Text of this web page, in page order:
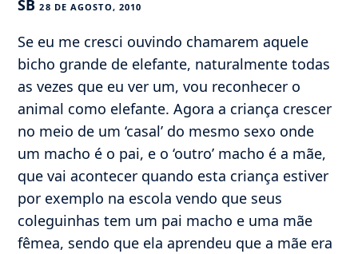
SB28 DE AGOSTO, 2010
Se eu me cresci ouvindo chamarem aquele
bicho grande de elefante, naturalmente todas
as vezes que eu ver um, vou reconhecer o
animal como elefante. Agora a criança crescer
no meio de um ‘casal’ do mesmo sexo onde
um macho é o pai, e o ‘outro’ macho é a mãe,
que vai acontecer quando esta criança estiver
por exemplo na escola vendo que seus
coleguinhas tem um pai macho e uma mãe
fêmea, sendo que ela aprendeu que a mãe era